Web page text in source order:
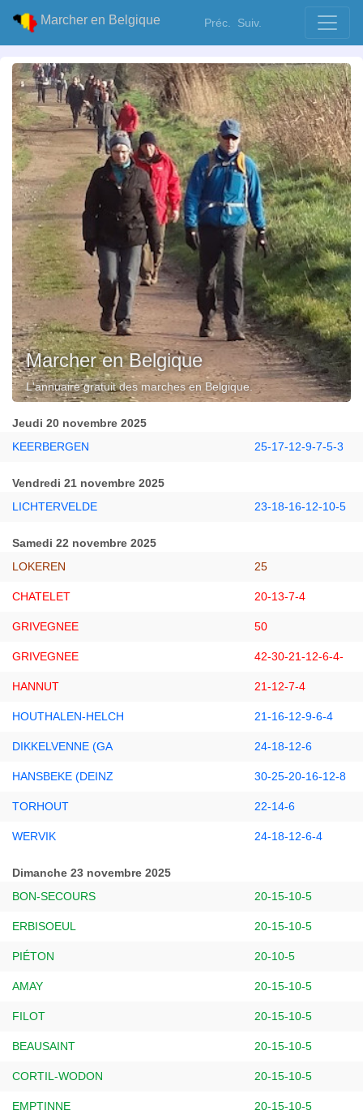
Marcher en Belgique Préc. Suiv.
Marcher en Belgique
L'annuaire gratuit des marches en Belgique.
Jeudi 20 novembre 2025
KEERBERGEN
25-17-12-9-7-5-3
Vendredi 21 novembre 2025
LICHTERVELDE
23-18-16-12-10-5
Samedi 22 novembre 2025
LOKEREN
25
CHATELET 20-13-7-4
GRIVEGNEE 50
GRIVEGNEE 42-30-21-12-6-4-
HANNUT 21-12-7-4
HOUTHALEN-HELCH 21-16-12-9-6-4
DIKKELVENNE (GA 24-18-12-6
HANSBEKE (DEINZ 30-25-20-16-12-8
TORHOUT 22-14-6
WERVIK 24-18-12-6-4
Dimanche 23 novembre 2025
BON-SECOURS
20-15-10-5
ERBISOEUL 20-15-10-5
PIÉTON 20-10-5
AMAY 20-15-10-5
FILOT 20-15-10-5
BEAUSAINT 20-15-10-5
CORTIL-WODON 20-15-10-5
EMPTINNE 20-15-10-5